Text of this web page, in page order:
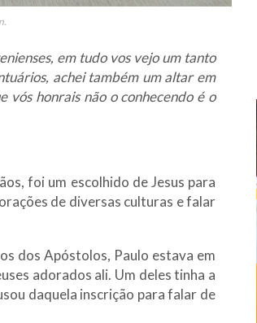
em tudo vos vejo um tanto
achei também um altar em
vós honrais não o conhecendo é o
foi um escolhido de Jesus para
de diversas culturas e falar
dos Apóstolos, Paulo estava em
adorados ali. Um deles tinha a
daquela inscrição para falar de